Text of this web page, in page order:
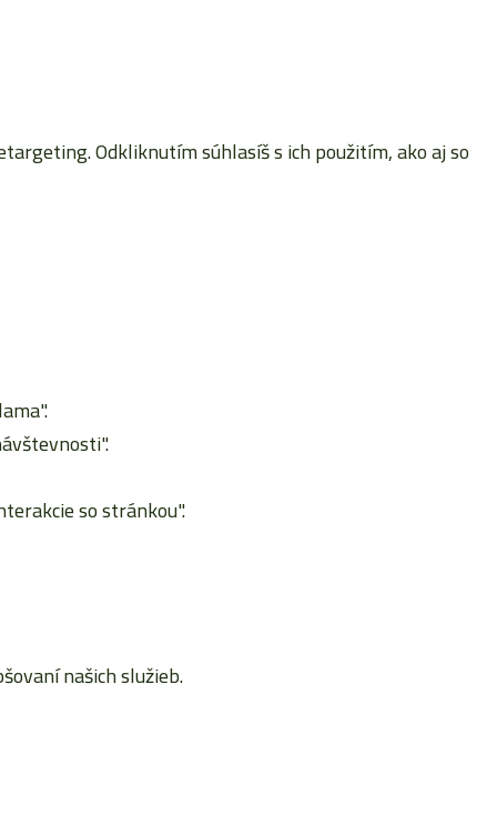
Odkliknutím súhlasíš s ich použitím, ako aj so
so stránkou".
našich služieb.